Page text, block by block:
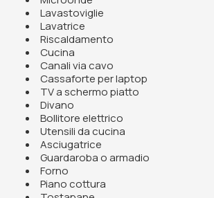
Lavastoviglie
Lavatrice
Riscaldamento
Cucina
Canali via cavo
Cassaforte per laptop
TV a schermo piatto
Divano
Bollitore elettrico
Utensili da cucina
Asciugatrice
Guardaroba o armadio
Forno
Piano cottura